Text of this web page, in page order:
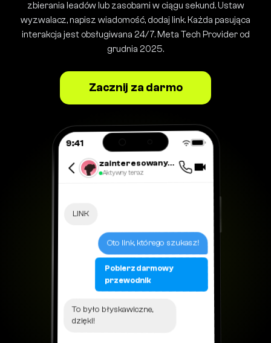
zbierania leadów lub zasobami w ciągu sekund. Ustaw
wyzwalacz, napisz wiadomość, dodaj link. Każda pasująca
interakcja jest obsługiwana 24/7. Meta Tech Provider od
grudnia 2025.
Zacznij za darmo
9:41
zainteresowany_obserwujacy
Aktywny teraz
LINK
Oto link, którego szukasz!
Pobierz darmowy
przewodnik
To było błyskawiczne,
dzięki!